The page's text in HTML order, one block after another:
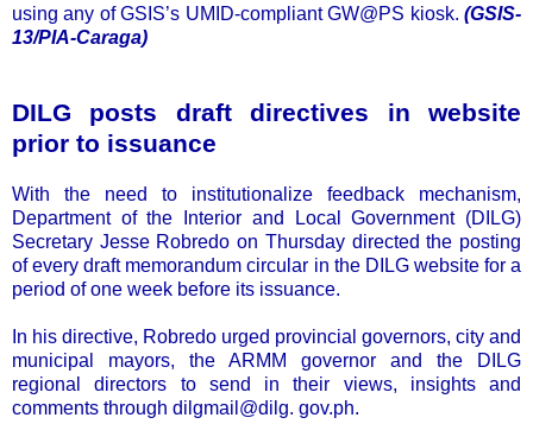
using any of GSIS’s UMID-compliant GW@PS kiosk. (GSIS-
13/PIA-Caraga)
DILG posts draft directives in website
prior to issuance
With the need to institutionalize feedback mechanism,
Department of the Interior and Local Government (DILG)
Secretary Jesse Robredo on Thursday directed the posting
of every draft memorandum circular in the DILG website for a
period of one week before its issuance.
In his directive, Robredo urged provincial governors, city and
municipal mayors, the ARMM governor and the DILG
regional directors to send in their views, insights and
comments through dilgmail@dilg. gov.ph.